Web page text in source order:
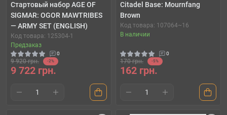
Стартовый набор AGE OF
SIGMAR: OGOR MAWTRIBES
— ARMY SET (ENGLISH)
Код товара: 125304-1
Предзаказ
0
9 920 грн. -2%
9 722 грн.
Citadel Base: Mournfang
Brown
Код товара: 107064~16
В наличии
0
170 грн. -5%
162 грн.